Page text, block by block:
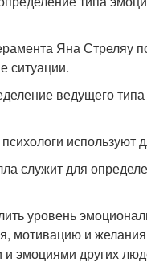
Яна Стреляу
ситуации.
ведущего типа
используют
служит для
уровень
мотивацию и
эмоциями других